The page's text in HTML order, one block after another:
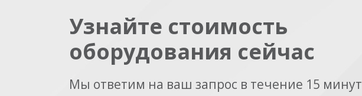
Узнайте стоимость
оборудования сейчас
Мы ответим на ваш запрос в течение 15 минут